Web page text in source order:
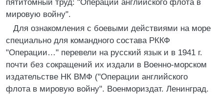
пятитомный труд: "Операции английского флота в
мировую войну".
Для ознакомления с боевыми действиями на море
специально для командного состава РККФ
"Операции…" перевели на русский язык и в 1941 г.
почти без сокращений их издали в Военно-морском
издательстве НК ВМФ ("Операции английского
флота в мировую войну". Военмориздат. Ленинград.